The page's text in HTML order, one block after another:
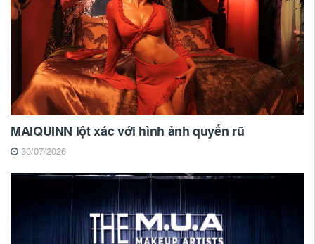
MAIQUINN lột xác với hình ảnh quyến rũ
30/07/2026